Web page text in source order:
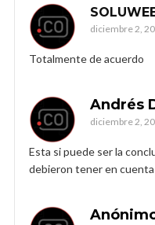
diciembre 2,
Totalmente de acuerdo
Andrés
diciembre 2,
Esta si puede ser la
debieron tener en cuenta